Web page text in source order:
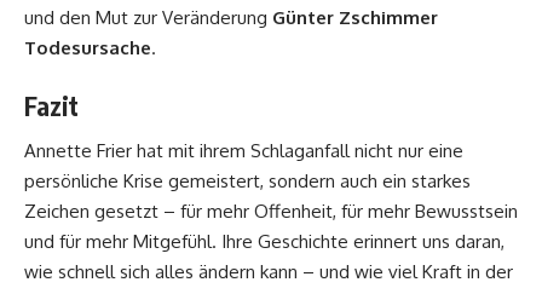
und den Mut zur Veränderung Günter Zschimmer
Todesursache.
Fazit
Annette Frier hat mit ihrem Schlaganfall nicht nur eine
persönliche Krise gemeistert, sondern auch ein starkes
Zeichen gesetzt – für mehr Offenheit, für mehr Bewusstsein
und für mehr Mitgefühl. Ihre Geschichte erinnert uns daran,
wie schnell sich alles ändern kann – und wie viel Kraft in der